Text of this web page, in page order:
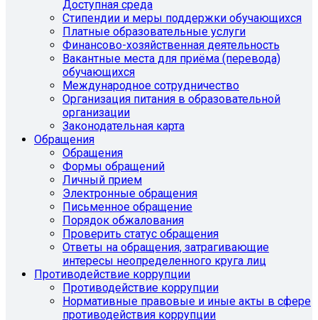
Доступная среда
Стипендии и меры поддержки обучающихся
Платные образовательные услуги
Финансово-хозяйственная деятельность
Вакантные места для приёма (перевода)
обучающихся
Международное сотрудничество
Организация питания в образовательной
организации
Законодательная карта
Обращения
Обращения
Формы обращений
Личный прием
Электронные обращения
Письменное обращение
Порядок обжалования
Проверить статус обращения
Ответы на обращения, затрагивающие
интересы неопределенного круга лиц
Противодействие коррупции
Противодействие коррупции
Нормативные правовые и иные акты в сфере
противодействия коррупции